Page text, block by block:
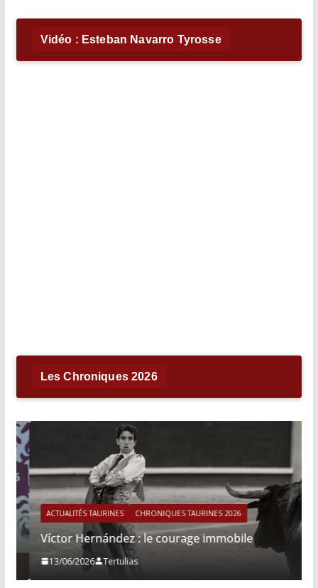
Vidéo : Esteban Navarro Tyrosse
Les Chroniques 2026
ACTUALITÉS TAURINES CHRONIQUES TAURINES 2026
Víctor Hernández : le courage immobile
13/06/2026 Tertulias